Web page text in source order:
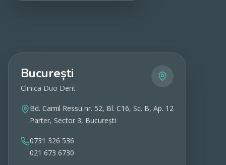
București
Clinica Duo Dent
Bd. Camil Ressu nr. 52, Bl. C16, Sc. B, Ap. 12
Parter, Sector 3, București
0731 326 536
021 673 6730